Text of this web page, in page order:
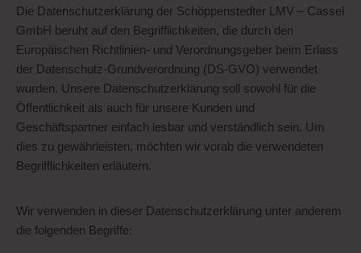
Die Datenschutzerklärung der Schöppenstedter LMV – Cassel
GmbH beruht auf den Begrifflichkeiten, die durch den
Europäischen Richtlinien- und Verordnungsgeber beim Erlass
der Datenschutz-Grundverordnung (DS-GVO) verwendet
wurden. Unsere Datenschutzerklärung soll sowohl für die
Öffentlichkeit als auch für unsere Kunden und
Geschäftspartner einfach lesbar und verständlich sein. Um
dies zu gewährleisten, möchten wir vorab die verwendeten
Begrifflichkeiten erläutern.
Wir verwenden in dieser Datenschutzerklärung unter anderem
die folgenden Begriffe: